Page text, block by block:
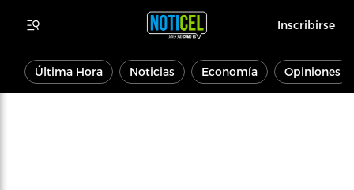
Inscribirse
Última Hora Noticias Economía Opiniones